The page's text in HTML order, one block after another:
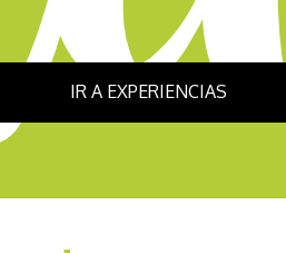
IR A EXPERIENCIAS